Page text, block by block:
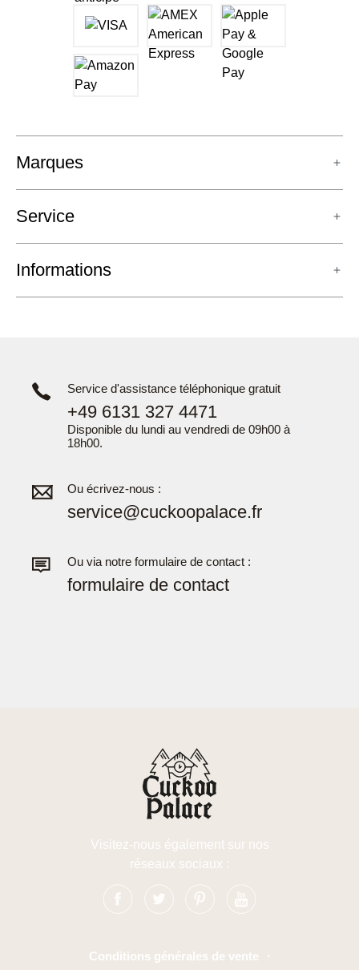
Marques
Service
Informations
Service d'assistance téléphonique gratuit
+49 6131 327 4471
Disponible du lundi au vendredi de 09h00 à
18h00.
Ou écrivez-nous :
service@cuckoopalace.fr
Ou via notre formulaire de contact :
formulaire de contact
Visitez-nous également sur nos
réseaux sociaux :
Conditions générales de vente
·